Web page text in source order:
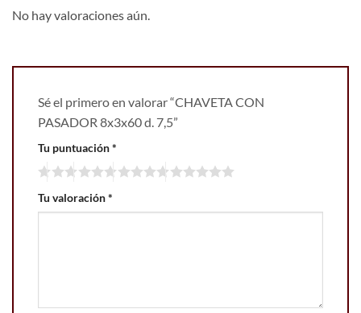
No hay valoraciones aún.
Sé el primero en valorar “CHAVETA CON
PASADOR 8x3x60 d. 7,5”
Tu puntuación*
Tu valoración*